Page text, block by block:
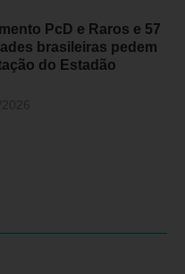
PcD e Raros e 57
brasileiras pedem
do Estadão